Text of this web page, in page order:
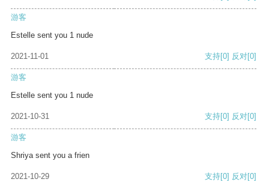
游客
Estelle sent you 1 nude
2021-11-01 支持[0] 反对[0]
游客
Estelle sent you 1 nude
2021-10-31 支持[0] 反对[0]
游客
Shriya sent you a frien
2021-10-29 支持[0] 反对[0]